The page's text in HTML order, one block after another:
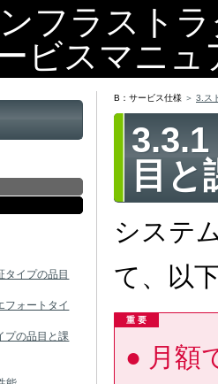
フラスト
ビスマニュ
タイプの品目
フォートタイ
プの品目と課
B：サービス仕様 3.ス
目と
システ
て、以
重 要
月額